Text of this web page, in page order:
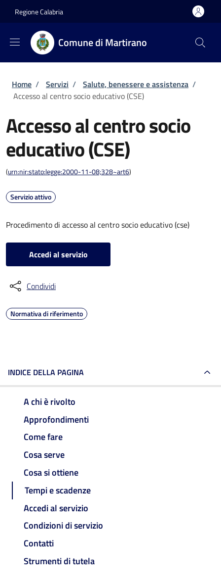
Regione Calabria
Comune di Martirano
Briciole di pane
Home / Servizi / Salute, benessere e assistenza /
Accesso al centro socio educativo (CSE)
Accesso al centro socio
educativo (CSE)
(urn:nir:stato:legge:2000-11-08;328~art6)
Servizio attivo
Procedimento di accesso al centro socio educativo (cse)
Accedi al servizio
Condividi
Normativa di riferimento
INDICE DELLA PAGINA
A chi è rivolto
Approfondimenti
Come fare
Cosa serve
Cosa si ottiene
Tempi e scadenze
Accedi al servizio
Condizioni di servizio
Contatti
Strumenti di tutela